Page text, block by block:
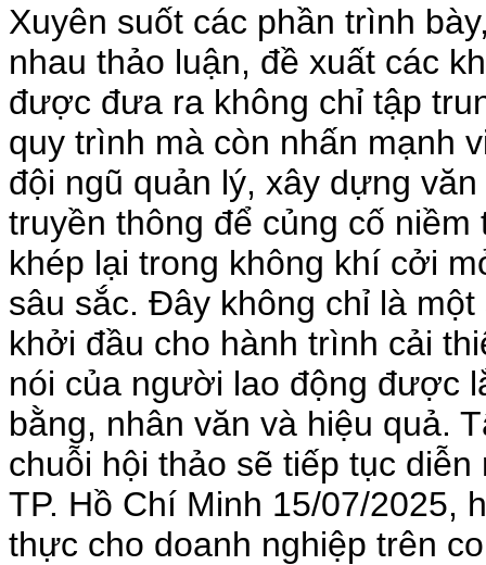
Xuyên suốt các phần trình
nhau thảo luận, đề xuất các
được đưa ra không chỉ tập
quy trình mà còn nhấn mạnh
đội ngũ quản lý, xây dựng
truyền thông để củng cố
khép lại trong không khí cởi
sâu sắc. Đây không chỉ là
khởi đầu cho hành trình cải
nói của người lao động được
bằng, nhân văn và hiệu quả.
chuỗi hội thảo sẽ tiếp tục
TP. Hồ Chí Minh 15/07/2025,
thực cho doanh nghiệp trên